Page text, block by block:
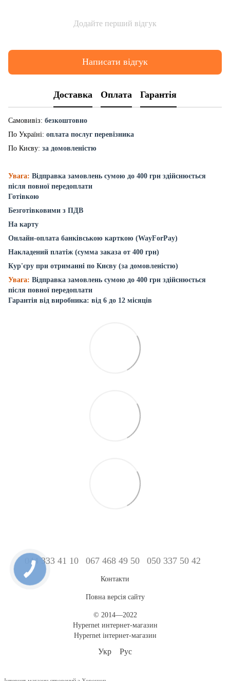
Додайте перший відгук
Написати відгук
Доставка Оплата Гарантія
Самовивіз: безкоштовно
По Україні: оплата послуг перевізника
По Києву: за домовленістю
Увага: Відправка замовлень сумою до 400 грн здійснюється
після повної передоплати
Готівкою
Безготівковими з ПДВ
На карту
Онлайн-оплата банківською карткою (WayForPay)
Накладений платіж (сумма заказа от 400 грн)
Кур'єру при отриманні по Києву (за домовленістю)
Увага: Відправка замовлень сумою до 400 грн здійснюється
після повної передоплати
Гарантія від виробника: від 6 до 12 місяців
044 333 41 10 067 468 49 50 050 337 50 42
Контакти
Повна версія сайту
© 2014—2022
Hypernet интернет-магазин
Hypernet інтернет-магазин
Укр Рус